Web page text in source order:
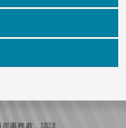
事務處，請詳